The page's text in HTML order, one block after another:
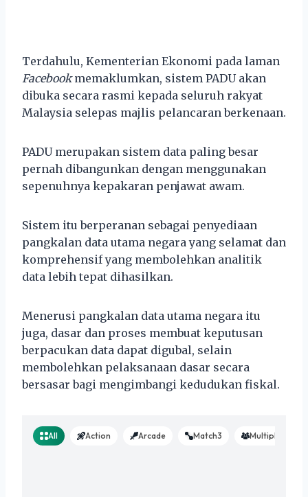
Terdahulu, Kementerian Ekonomi pada laman
Facebookmemaklumkan, sistem PADU akan
dibuka secara rasmi kepada seluruh rakyat
Malaysia selepas majlis pelancaran berkenaan.
PADU merupakan sistem data paling besar
pernah dibangunkan dengan menggunakan
sepenuhnya kepakaran penjawat awam.
Sistem itu berperanan sebagai penyediaan
pangkalan data utama negara yang selamat dan
komprehensif yang membolehkan analitik
data lebih tepat dihasilkan.
Menerusi pangkalan data utama negara itu
juga, dasar dan proses membuat keputusan
berpacukan data dapat digubal, selain
membolehkan pelaksanaan dasar secara
bersasar bagi mengimbangi kedudukan fiskal.